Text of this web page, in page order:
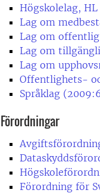
Högskolelag,
Lag om
Lag om
Lag om
Lag om
Offentlighets-
Språklag
Förordningar
Förordning för